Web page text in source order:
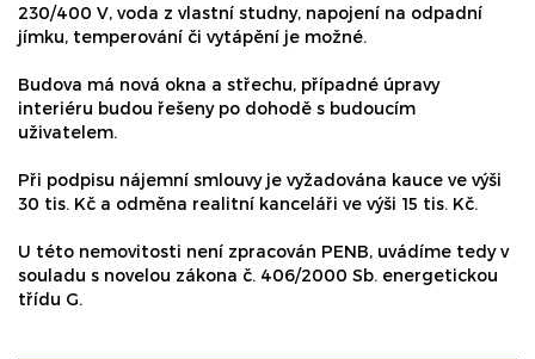
230/400 V, voda z vlastní studny, napojení na odpadní
jímku, temperování či vytápění je možné.
Budova má nová okna a střechu, případné úpravy
interiéru budou řešeny po dohodě s budoucím
uživatelem.
Při podpisu nájemní smlouvy je vyžadována kauce ve výši
30 tis. Kč a odměna realitní kanceláři ve výši 15 tis. Kč.
U této nemovitosti není zpracován PENB, uvádíme tedy v
souladu s novelou zákona č. 406/2000 Sb. energetickou
třídu G.